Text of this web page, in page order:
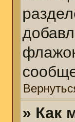
» Как